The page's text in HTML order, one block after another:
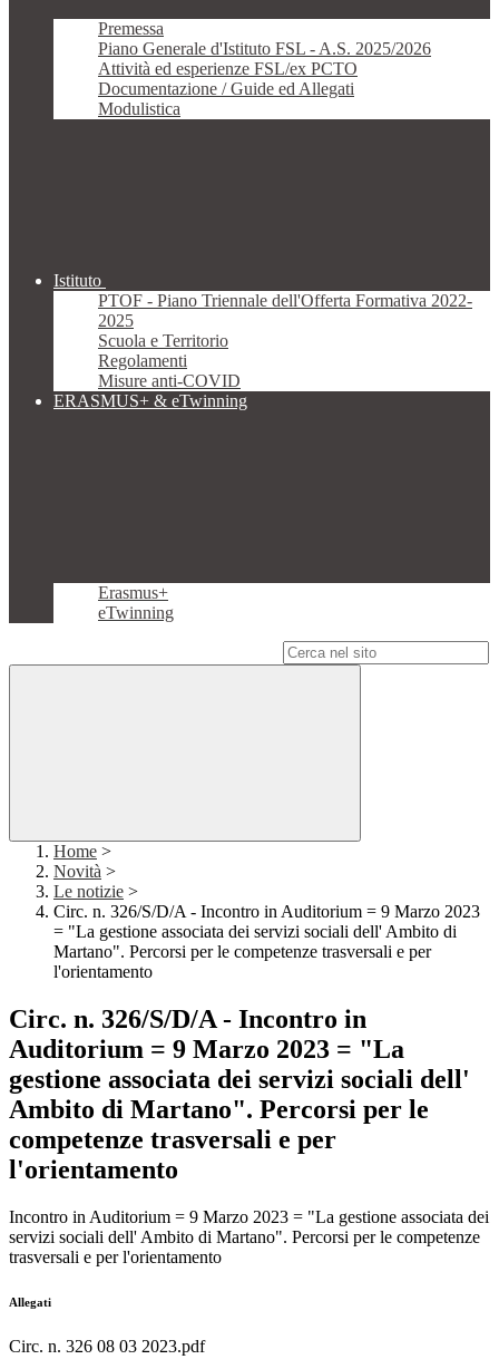
Premessa
Piano Generale d'Istituto FSL - A.S. 2025/2026
Attività ed esperienze FSL/ex PCTO
Documentazione / Guide ed Allegati
Modulistica
Istituto
PTOF - Piano Triennale dell'Offerta Formativa 2022-
2025
Scuola e Territorio
Regolamenti
Misure anti-COVID
ERASMUS+ & eTwinning
Erasmus+
eTwinning
Home >
Novità >
Le notizie >
Circ. n. 326/S/D/A - Incontro in Auditorium = 9 Marzo 2023
= "La gestione associata dei servizi sociali dell' Ambito di
Martano". Percorsi per le competenze trasversali e per
l'orientamento
Circ. n. 326/S/D/A - Incontro in
Auditorium = 9 Marzo 2023 = "La
gestione associata dei servizi sociali dell'
Ambito di Martano". Percorsi per le
competenze trasversali e per
l'orientamento
Incontro in Auditorium = 9 Marzo 2023 = "La gestione associata dei
servizi sociali dell' Ambito di Martano". Percorsi per le competenze
trasversali e per l'orientamento
Allegati
Circ. n. 326 08 03 2023.pdf